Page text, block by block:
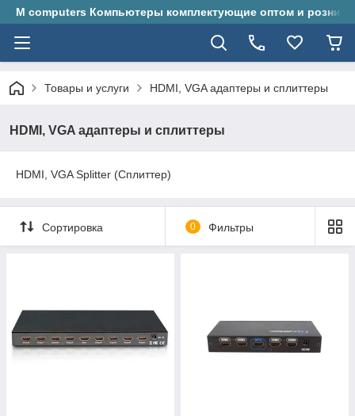
M computers Компьютеры комплектующие оптом и
Товары и услуги HDMI, VGA адаптеры и сплиттеры
HDMI, VGA адаптеры и сплиттеры
HDMI, VGA Splitter (Сплиттер)
Сортировка 0 Фильтры